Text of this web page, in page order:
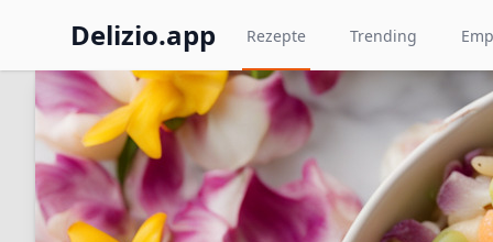
Delizio.app Rezepte Trending